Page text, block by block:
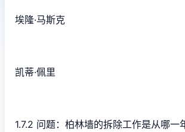
埃隆·马斯克
凯蒂·佩里
1.7.2 问题：柏林墙的拆除工作是从哪一